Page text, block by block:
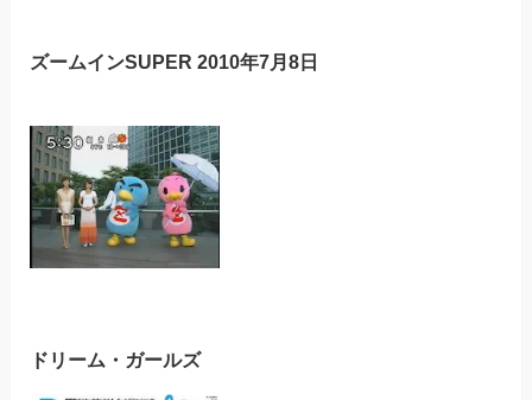
ズームインSUPER 2010年7月8日
ドリーム・ガールズ